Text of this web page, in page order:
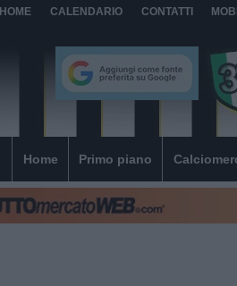
HOME CALENDARIO CONTATTI
Home Primo piano